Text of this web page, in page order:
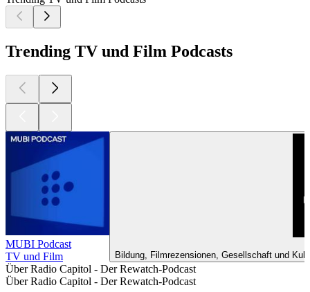
Trending TV und Film Podcasts
MUBI Podcast
TV und Film
Bildung, Filmrezensionen, Gesellschaft und
Über Radio Capitol - Der Rewatch-Podcast
Über Radio Capitol - Der Rewatch-Podcast